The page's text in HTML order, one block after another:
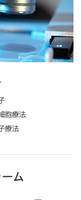
胞療法
療法
ム